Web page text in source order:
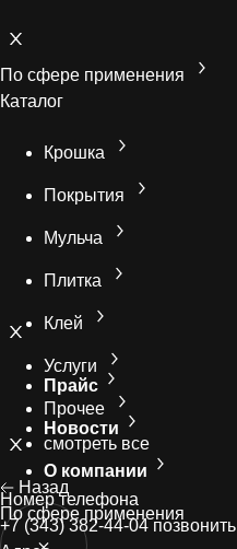
По сфере применения
Каталог
Крошка
Покрытия
Мульча
Плитка
Клей
Услуги
Прочее
смотреть все
Назад
По сфере применения
Номер телефонa
+7 (343) 382-44-04позвонить
Прайс
Новости
О компании